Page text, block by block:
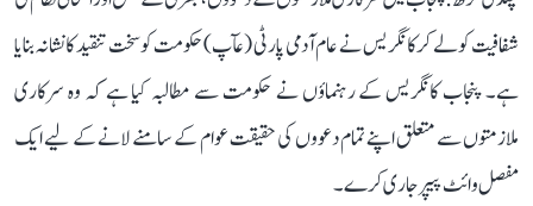
شفافیت کو لے کر کانگریس نے عام آدمی پارٹی (عآپ) حکومت کو سخت تنقید کا نشانہ بنایا
ہے۔ پنجاب کانگریس کے رہنماؤں نے حکومت سے مطالبہ کیا ہے کہ وہ سرکاری
ملازمتوں سے متعلق اپنے تمام دعووں کی حقیقت عوام کے سامنے لانے کے لیے ایک
مفصل وائٹ پیپر جاری کرے۔